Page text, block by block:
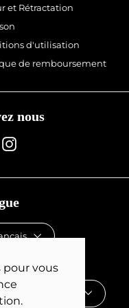
pour vous
et Rétractation
d'utilisation
de remboursement
nous
Instagram